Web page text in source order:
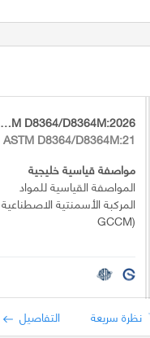
GSO ASTM D8364/D8364M:2026
ASTM D8364/D8364M:21
مواصفة قياسية خليجية
المواصفة القياسية للمواد
المركبة الأسمنتية الاصطناعية
(GCCM
نظرة سريعة التفاصيل